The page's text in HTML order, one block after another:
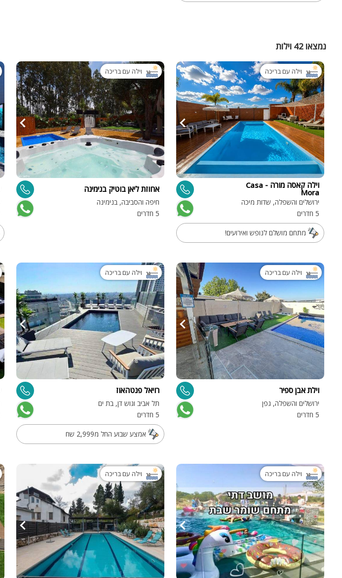
נמצאו 42 וילות
וילה עם בריכה
וילה קאסה מורה - Casa
Mora
ירושלים והשפלה, שדות מיכה
5 חדרים
מתחם מושלם לנופש ואירועים!
וילה עם בריכה
אחוזת ליאן בוטיק בנימינה
חיפה והסביבה, בנימינה
5 חדרים
וילה עם בריכה
וילת אבן ספיר
ירושלים והשפלה, גפן
5 חדרים
וילה עם בריכה
רויאל פנטהאוז
תל אביב וגוש דן, בת ים
5 חדרים
אמצע שבוע החל מ2,999 שח
וילה עם בריכה וילה עם בריכה